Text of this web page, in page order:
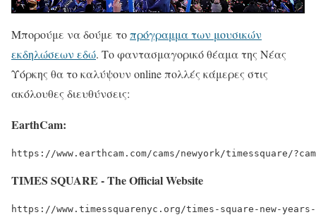
Μπορούμε να δούμε τοπρόγραμμα των μουσικών
εκδηλώσεων εδώ. Το φαντασμαγορικό θέαμα της Νέας
Υόρκης θα το καλύψουν online πολλές κάμερες στις
ακόλουθες διευθύνσεις:
EarthCam:
https://www.earthcam.com/cams/newyork/timessquare/
TIMES SQUARE - The Official Website
https://www.timessquarenyc.org/times-square-new-